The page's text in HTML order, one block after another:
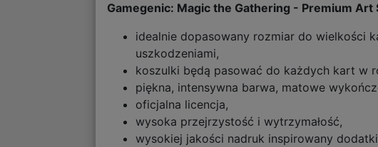
Gamegenic: Magic the Gathering - Premium Art
idealnie dopasowany rozmiar do wielkości
uszkodzeniami,
koszulki będą pasować do każdych kart w
piękna, intensywna barwa, matowe
oficjalna licencja,
wysoka przejrzystość i wytrzymałość,
wysokiej jakości nadruk inspirowany